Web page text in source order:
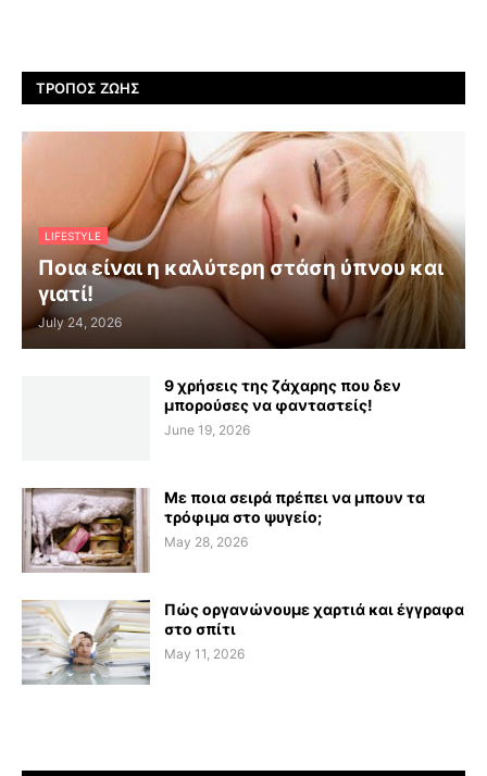
ΤΡΌΠΟΣ ΖΩΉΣ
LIFESTYLE
Ποια είναι η καλύτερη στάση ύπνου και
γιατί!
July 24, 2026
9 χρήσεις της ζάχαρης που δεν
μπορούσες να φανταστείς!
June 19, 2026
Με ποια σειρά πρέπει να μπουν τα
τρόφιμα στο ψυγείο;
May 28, 2026
Πώς οργανώνουμε χαρτιά και έγγραφα
στο σπίτι
May 11, 2026